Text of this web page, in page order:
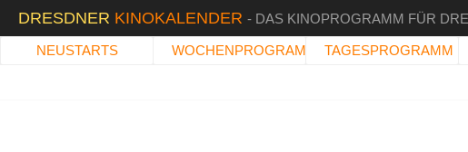
DRESDNER KINOKALENDER - DAS KINOPROGRAMM FÜR
NEUSTARTS WOCHENPROGRAMM TAGESPROGRAMM